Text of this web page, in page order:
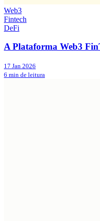
Web3
Fintech
DeFi
A Plataforma Web3
17 Jan 2026
6 min de leitura